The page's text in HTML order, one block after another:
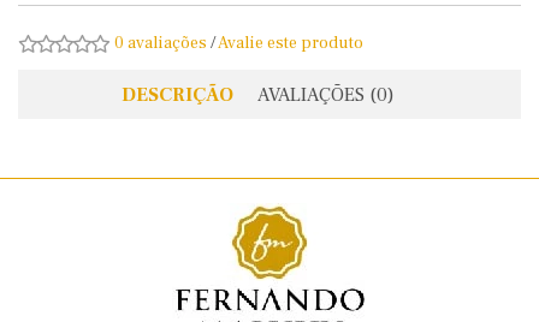
0 avaliações /Avalie este produto
DESCRIÇÃO AVALIAÇÕES (0)